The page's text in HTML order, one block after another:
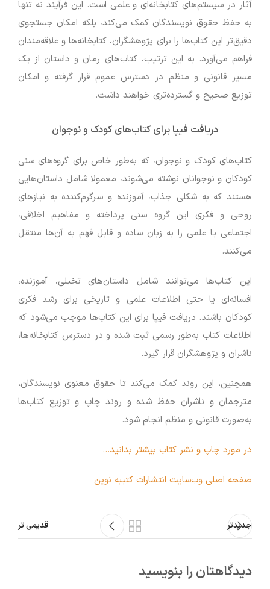
آثار در سیستم‌های کتابخانه‌ای و علمی است. این فرآیند نه تنها
به حفظ حقوق نویسندگان کمک می‌کند، بلکه امکان جستجوی
دقیق‌تر این کتاب‌ها را برای پژوهشگران، کتابخانه‌ها و علاقه‌مندان
فراهم می‌آورد. به این ترتیب، کتاب‌های رمان و داستان از یک
مسیر قانونی و منظم در دسترس عموم قرار گرفته و امکان
توزیع صحیح و گسترده‌تری خواهند داشت.
دریافت فیپا برای کتاب‌های کودک و نوجوان
کتاب‌های کودک و نوجوان، که به‌طور خاص برای گروه‌های سنی
کودکان و نوجوانان نوشته می‌شوند، معمولا شامل داستان‌هایی
هستند که به شکلی جذاب، آموزنده و سرگرم‌کننده به نیازهای
روحی و فکری این گروه سنی پرداخته و مفاهیم اخلاقی،
اجتماعی یا علمی را به زبان ساده و قابل فهم به آن‌ها منتقل
می‌کنند.
این کتاب‌ها می‌توانند شامل داستان‌های تخیلی، آموزنده،
افسانه‌ای یا حتی اطلاعات علمی و تاریخی برای رشد فکری
کودکان باشند. دریافت فیپا برای این کتاب‌ها موجب می‌شود که
اطلاعات کتاب به‌طور رسمی ثبت شده و در دسترس کتابخانه‌ها،
ناشران و پژوهشگران قرار گیرد.
همچنین، این روند کمک می‌کند تا حقوق معنوی نویسندگان،
مترجمان و ناشران حفظ شده و روند چاپ و توزیع کتاب‌ها
به‌صورت قانونی و منظم انجام شود.
در مورد چاپ و نشر کتاب بیشتر بدانید…
صفحه اصلی وب‌سایت انتشارات کتیبه نوین
جدیدتر قدیمی تر
دیدگاهتان را بنویسید